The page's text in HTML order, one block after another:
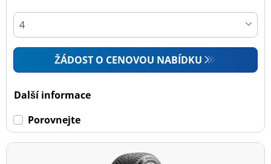
ŽÁDOST O CENOVOU NABÍDKU
Další informace
Porovnejte